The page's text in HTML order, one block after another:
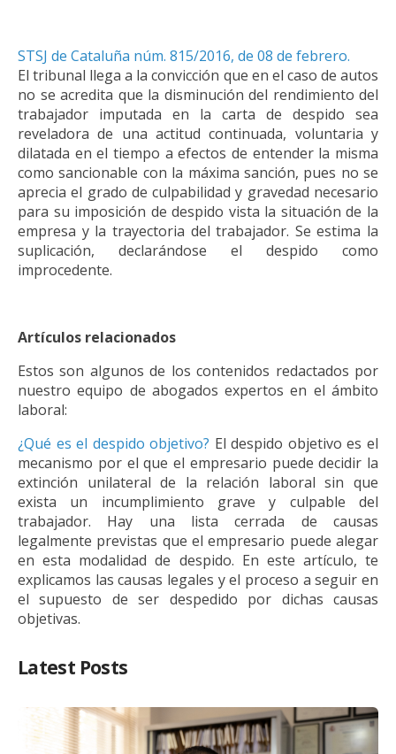
STSJ de Cataluña núm. 815/2016, de 08 de febrero.
El tribunal llega a la convicción que en el caso de autos
no se acredita que la disminución del rendimiento del
trabajador imputada en la carta de despido sea
reveladora de una actitud continuada, voluntaria y
dilatada en el tiempo a efectos de entender la misma
como sancionable con la máxima sanción, pues no se
aprecia el grado de culpabilidad y gravedad necesario
para su imposición de despido vista la situación de la
empresa y la trayectoria del trabajador. Se estima la
suplicación, declarándose el despido como
improcedente.
Artículos relacionados
Estos son algunos de los contenidos redactados por
nuestro equipo de abogados expertos en el ámbito
laboral:
¿Qué es el despido objetivo? El despido objetivo es el
mecanismo por el que el empresario puede decidir la
extinción unilateral de la relación laboral sin que
exista un incumplimiento grave y culpable del
trabajador. Hay una lista cerrada de causas
legalmente previstas que el empresario puede alegar
en esta modalidad de despido. En este artículo, te
explicamos las causas legales y el proceso a seguir en
el supuesto de ser despedido por dichas causas
objetivas.
Latest Posts